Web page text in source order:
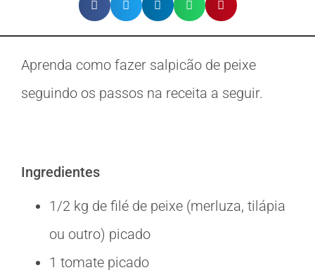
Aprenda como fazer salpicão de peixe
seguindo os passos na receita a seguir.
Ingredientes
1/2 kg de filé de peixe (merluza, tilápia
ou outro) picado
1 tomate picado